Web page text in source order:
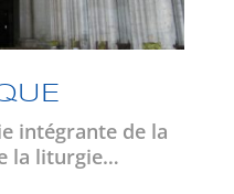
intégrante de la
la liturgie…